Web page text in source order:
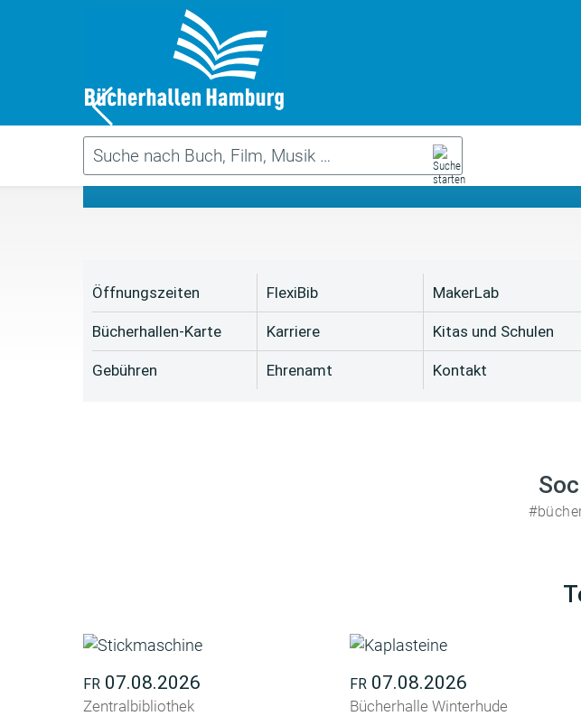
Das neue
Öffnungszeiten
Bücherhallen-Karte
Gebühren
FlexiBib
Karriere
Ehrenamt
MakerLab
Kitas und Schulen
Kontakt
FR 07.08.2026
Zentralbibliothek
FR 07.08.2026
Bücherhalle Winterhude